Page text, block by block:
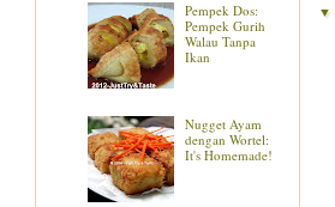
Pempek Dos:
Pempek Gurih
Walau Tanpa
Ikan
Nugget Ayam
dengan Wortel:
It's Homemade!
▼